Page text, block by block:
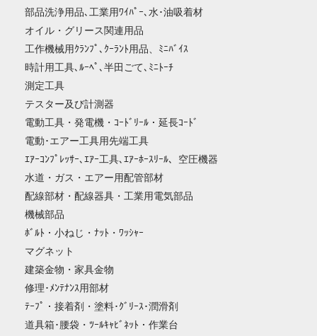
部品洗浄用品､工業用ﾜｲﾊﾟｰ､水･油吸着材
オイル・グリース関連用品
工作機械用ｸﾗﾝﾌﾟ､ｸｰﾗﾝﾄ用品、ﾐﾆﾊﾞｲｽ
時計用工具､ﾙｰﾍﾟ､半田ごて､ﾐﾆﾄｰﾁ
測定工具
テスター及び計測器
電動工具・発電機・ｺｰﾄﾞﾘｰﾙ・延長ｺｰﾄﾞ
電動･エアー工具用先端工具
ｴｱｰｺﾝﾌﾟﾚｯｻｰ､ｴｱｰ工具､ｴｱｰﾎｰｽﾘｰﾙ、空圧機器
水道・ガス・エアー用配管部材
配線部材・配線器具・工業用電気部品
機械部品
ﾎﾞﾙﾄ・小ねじ・ﾅｯﾄ・ﾜｯｼｬｰ
マグネット
建築金物・家具金物
修理･ﾒﾝﾃﾅﾝｽ用部材
ﾃｰﾌﾟ・接着剤・塗料･ｸﾞﾘｰｽ･潤滑剤
道具箱･腰袋・ﾂｰﾙｷｬﾋﾞﾈｯﾄ・作業台